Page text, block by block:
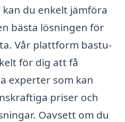
du enkelt jämföra
bästa lösningen för
Vår plattform bastu-
för dig att få
experter som kan
priser och
Oavsett om du